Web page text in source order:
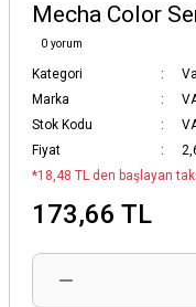
Mecha Color
0 yorum
Kategori
Marka
Stok Kodu
Fiyat
*18,48 TL den başlayan
173,66 TL